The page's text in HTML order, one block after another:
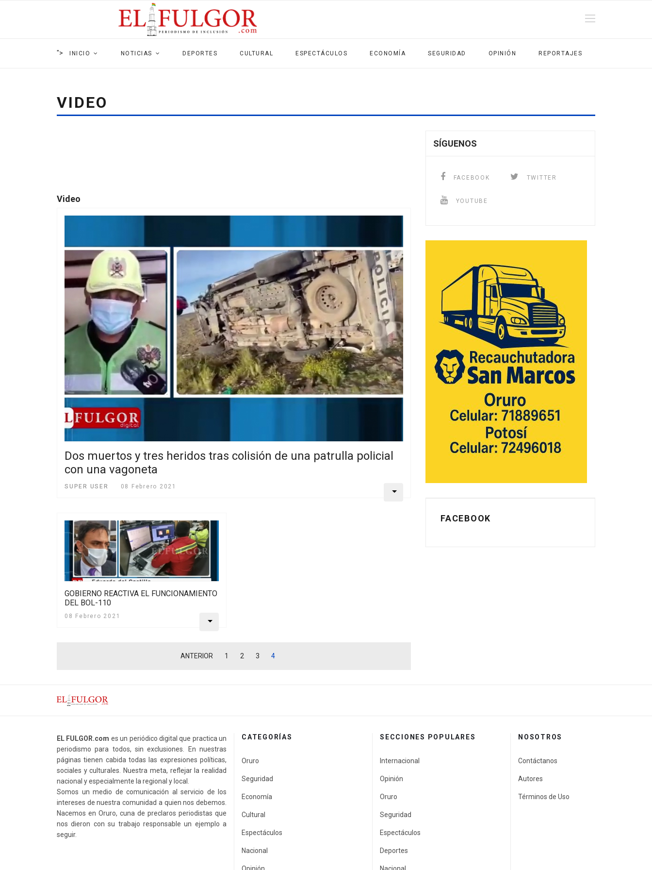
"> INICIO NOTICIAS DEPORTES CULTURAL ESPECTÁCULOS ECONOMÍA SEGURIDAD OPINIÓN REPORTAJES
VIDEO
Video
Dos muertos y tres heridos tras colisión de una patrulla policial
con una vagoneta
SUPER USER 08 Febrero 2021
GOBIERNO REACTIVA EL FUNCIONAMIENTO
DEL BOL-110
08 Febrero 2021
ANTERIOR 1 2 3 4
SÍGUENOS
FACEBOOK TWITTER
YOUTUBE
FACEBOOK
EL FULGOR.com es un periódico digital que practica un
periodismo para todos, sin exclusiones. En nuestras
páginas tienen cabida todas las expresiones políticas,
sociales y culturales. Nuestra meta, reflejar la realidad
nacional y especialmente la regional y local.
Somos un medio de comunicación al servicio de los
intereses de nuestra comunidad a quien nos debemos.
Nacemos en Oruro, cuna de preclaros periodistas que
nos dieron con su trabajo responsable un ejemplo a
seguir.
CATEGORÍAS
Oruro
Seguridad
Economía
Cultural
Espectáculos
Nacional
SECCIONES POPULARES
Internacional
Opinión
Oruro
Seguridad
Espectáculos
Deportes
NOSOTROS
Contáctanos
Autores
Términos de Uso